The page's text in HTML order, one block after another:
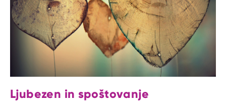
Ljubezen in spoštovanje